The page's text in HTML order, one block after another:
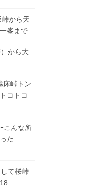
から天
峯まで
から大
峠トン
コトコ
こんな所
った
て桜峠